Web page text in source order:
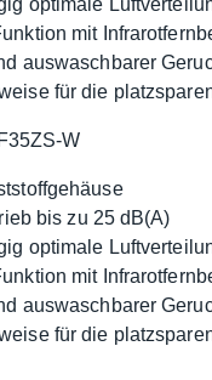
mit
auswaschbarer
für die
W
bis zu 25 dB(A)
optimale
mit
auswaschbarer
für die